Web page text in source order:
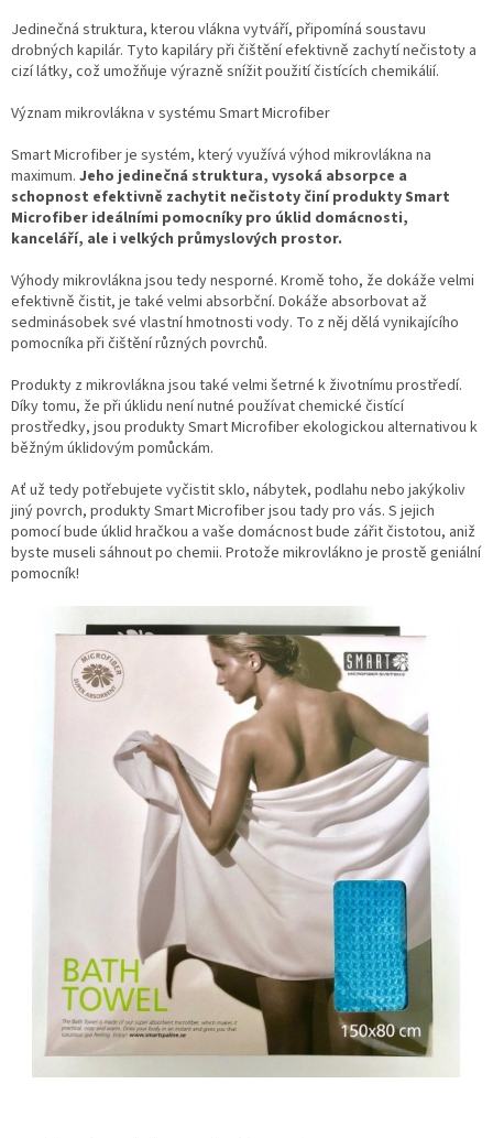
Jedinečná struktura, kterou vlákna vytváří, připomíná soustavu
drobných kapilár. Tyto kapiláry při čištění efektivně zachytí nečistoty a
cizí látky, což umožňuje výrazně snížit použití čistících chemikálií.
Význam mikrovlákna v systému Smart Microfiber
Smart Microfiber je systém, který využívá výhod mikrovlákna na
maximum. Jeho jedinečná struktura, vysoká absorpce a
schopnost efektivně zachytit nečistoty činí produkty Smart
Microfiber ideálními pomocníky pro úklid domácnosti,
kanceláří, ale i velkých průmyslových prostor.
Výhody mikrovlákna jsou tedy nesporné. Kromě toho, že dokáže velmi
efektivně čistit, je také velmi absorbční. Dokáže absorbovat až
sedminásobek své vlastní hmotnosti vody. To z něj dělá vynikajícího
pomocníka při čištění různých povrchů.
Produkty z mikrovlákna jsou také velmi šetrné k životnímu prostředí.
Díky tomu, že při úklidu není nutné používat chemické čistící
prostředky, jsou produkty Smart Microfiber ekologickou alternativou k
běžným úklidovým pomůckám.
Ať už tedy potřebujete vyčistit sklo, nábytek, podlahu nebo jakýkoliv
jiný povrch, produkty Smart Microfiber jsou tady pro vás. S jejich
pomocí bude úklid hračkou a vaše domácnost bude zářit čistotou, aniž
byste museli sáhnout po chemii. Protože mikrovlákno je prostě geniální
pomocník!